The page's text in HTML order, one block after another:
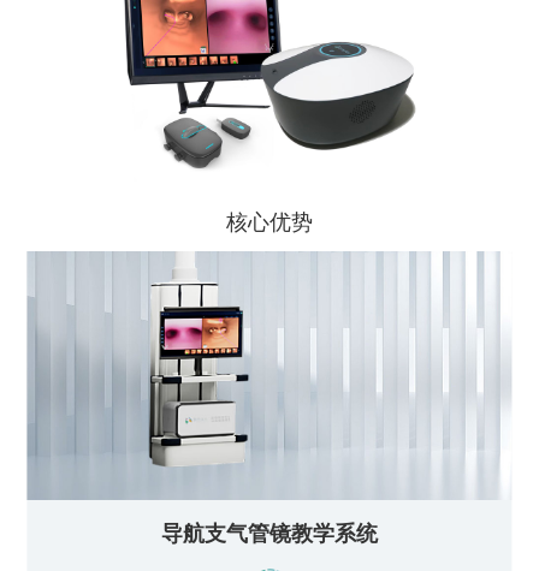
核心优势
导航支气管镜教学系统